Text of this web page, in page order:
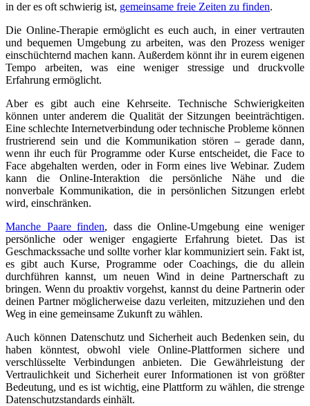
in der es oft schwierig ist, gemeinsame freie Zeiten zu finden.
Die Online-Therapie ermöglicht es euch auch, in einer vertrauten
und bequemen Umgebung zu arbeiten, was den Prozess weniger
einschüchternd machen kann. Außerdem könnt ihr in eurem eigenen
Tempo arbeiten, was eine weniger stressige und druckvolle
Erfahrung ermöglicht.
Aber es gibt auch eine Kehrseite. Technische Schwierigkeiten
können unter anderem die Qualität der Sitzungen beeinträchtigen.
Eine schlechte Internetverbindung oder technische Probleme können
frustrierend sein und die Kommunikation stören – gerade dann,
wenn ihr euch für Programme oder Kurse entscheidet, die Face to
Face abgehalten werden, oder in Form eines live Webinar. Zudem
kann die Online-Interaktion die persönliche Nähe und die
nonverbale Kommunikation, die in persönlichen Sitzungen erlebt
wird, einschränken.
Manche Paare finden, dass die Online-Umgebung eine weniger
persönliche oder weniger engagierte Erfahrung bietet. Das ist
Geschmackssache und sollte vorher klar kommuniziert sein. Fakt ist,
es gibt auch Kurse, Programme oder Coachings, die du allein
durchführen kannst, um neuen Wind in deine Partnerschaft zu
bringen. Wenn du proaktiv vorgehst, kannst du deine Partnerin oder
deinen Partner möglicherweise dazu verleiten, mitzuziehen und den
Weg in eine gemeinsame Zukunft zu wählen.
Auch können Datenschutz und Sicherheit auch Bedenken sein, du
haben könntest, obwohl viele Online-Plattformen sichere und
verschlüsselte Verbindungen anbieten. Die Gewährleistung der
Vertraulichkeit und Sicherheit eurer Informationen ist von größter
Bedeutung, und es ist wichtig, eine Plattform zu wählen, die strenge
Datenschutzstandards einhält.